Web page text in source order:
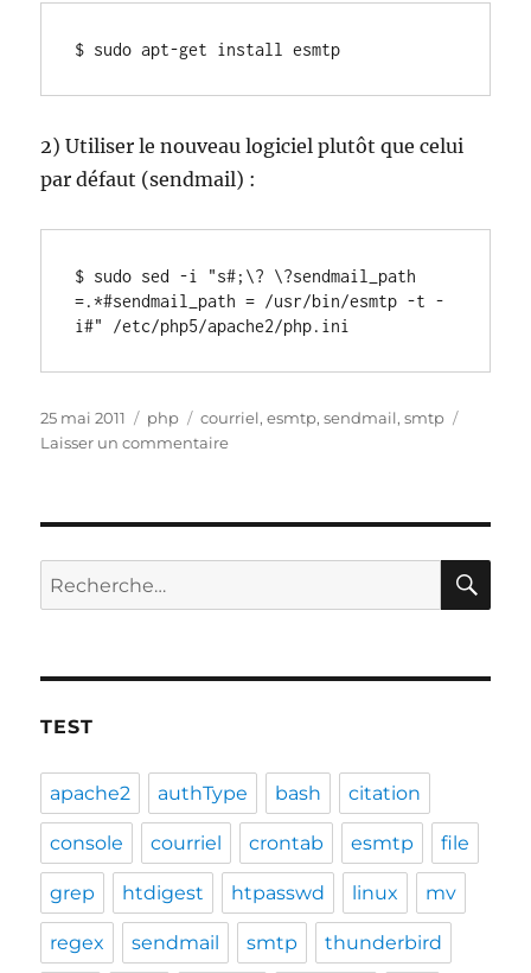
$ sudo apt-get install esmtp
2) Utiliser le nouveau logiciel plutôt que celui
par défaut (sendmail) :
$ sudo sed -i "s#;\? \?sendmail_path
=.*#sendmail_path = /usr/bin/esmtp -t -
i#" /etc/php5/apache2/php.ini
Publié
le
25 mai 2011 Catégories
php Étiquettes
courriel,esmtp,sendmail,smtp
Laisser un commentairesur
depuis
Recherche
pour :
TEST
apache2 authType bash citation
console courriel crontab esmtp file
grep htdigest htpasswd linux mv
regex sendmail smtp thunderbird